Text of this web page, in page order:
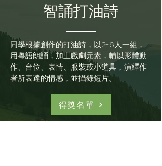
智誦打油詩
同學根據創作的打油詩，以2-6人一組，
用粵語朗誦，加上戲劇元素，輔以形體動
作、台位、表情、服裝或小道具，演繹作
者所表達的情感，並攝錄短片。
得獎名單